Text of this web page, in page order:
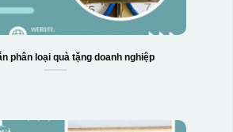
phân loại quà tặng doanh nghiệp